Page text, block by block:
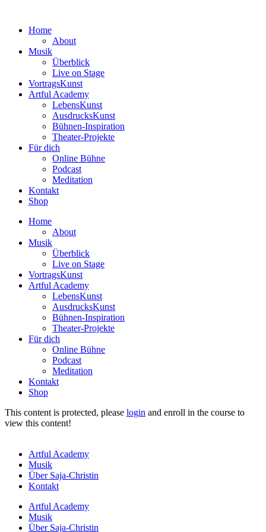
wechselnHome
About
Musik
Überblick
Live on Stage
VortragsKunst
Artful Academy
LebensKunst
AusdrucksKunst
Bühnen-Inspiration
Theater-Projekte
Für dich
Online Bühne
Podcast
Meditation
Kontakt
Shop
Home
About
Musik
Überblick
Live on Stage
VortragsKunst
Artful Academy
LebensKunst
AusdrucksKunst
Bühnen-Inspiration
Theater-Projekte
Für dich
Online Bühne
Podcast
Meditation
Kontakt
Shop
This content is protected, please login and enroll in the course to
view this content!
Artful Academy
Musik
Über Saja-Christin
Kontakt
Artful Academy
Musik
Über Saja-Christin